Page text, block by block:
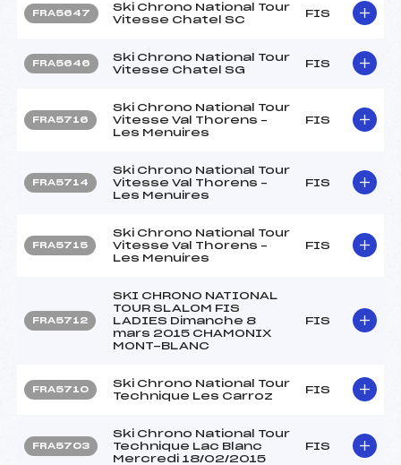
FRA5647
Ski Chrono National Tour
Vitesse Chatel SC
FIS
FRA5646
Ski Chrono National Tour
Vitesse Chatel SG
FIS
FRA5716
Ski Chrono National Tour
Vitesse Val Thorens –
Les Menuires
FIS
FRA5714
Ski Chrono National Tour
Vitesse Val Thorens –
Les Menuires
FIS
FRA5715
Ski Chrono National Tour
Vitesse Val Thorens –
Les Menuires
FIS
FRA5712
SKI CHRONO NATIONAL
TOUR SLALOM FIS
LADIES Dimanche 8
mars 2015 CHAMONIX
MONT-BLANC
FIS
FRA5710
Ski Chrono National Tour
Technique Les Carroz
FIS
FRA5703
Ski Chrono National Tour
Technique Lac Blanc
Mercredi 18/02/2015
FIS